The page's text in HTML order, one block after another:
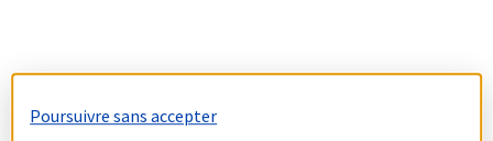
Poursuivre sans accepter